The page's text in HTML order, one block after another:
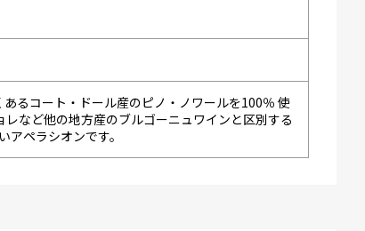
るコート・ドール産のピノ・ノワールを100％ 使
など他の地方産のブルゴーニュワインと区別する
ペラシオンです。